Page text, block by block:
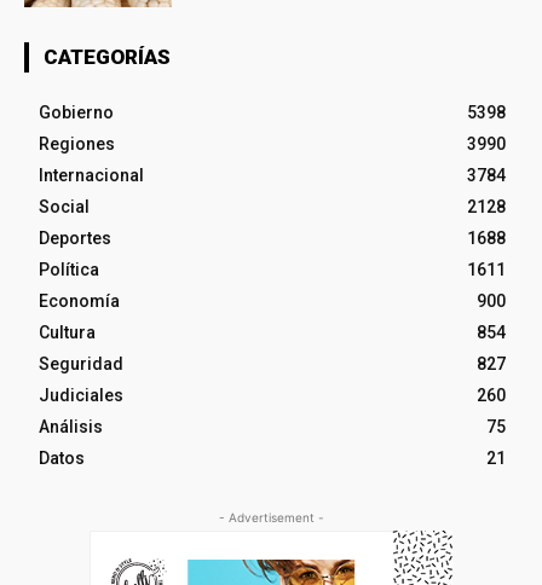
CATEGORÍAS
Gobierno
5398
Regiones
3990
Internacional
3784
Social
2128
Deportes
1688
Política
1611
Economía
900
Cultura
854
Seguridad
827
Judiciales
260
Análisis
75
Datos
21
- Advertisement -